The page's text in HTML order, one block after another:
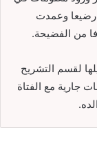
رضيعا وعمدت
من الفضيحة.
لقسم التشريح
جارية مع الفتاة